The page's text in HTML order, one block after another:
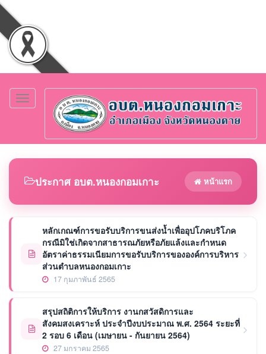
Toggle
navigation
ประกาศ อบต.หนองกอมเกาะ หน้าแรก
หลักเกณฑ์การขอรับบริการขนส่งน้ำเพื่ออุปโภคบริโภค
กรณีมิใช่เกิดจากสาธารณภัยหรือภัยแล้งและกำหนด
อัตราค่าธรรมเนียมการขอรับบริการขององค์การบริหาร
ส่วนตำบลหนองกอมเกาะ
17 กุมภาพันธ์ 2565
สรุปสถิติการให้บริการ งานกสวัสดิการและ
สังคมสงเคราะห์ ประจำปีงบประมาณ พ.ศ. 2564 ระยะที่
2 รอบ 6 เดือน (เมษายน - กันยายน 2564)
27 มกราคม 2565